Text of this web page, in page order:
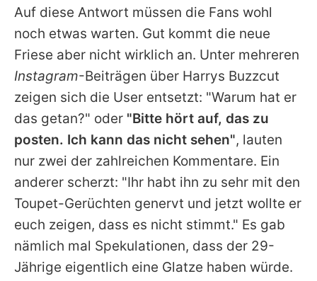
Auf diese Antwort müssen die Fans wohl
noch etwas warten. Gut kommt die neue
Friese aber nicht wirklich an. Unter mehreren
Instagram-Beiträgen über Harrys Buzzcut
zeigen sich die User entsetzt: "Warum hat er
das getan?" oder "Bitte hört auf, das zu
posten. Ich kann das nicht sehen", lauten
nur zwei der zahlreichen Kommentare. Ein
anderer scherzt: "Ihr habt ihn zu sehr mit den
Toupet-Gerüchten genervt und jetzt wollte er
euch zeigen, dass es nicht stimmt." Es gab
nämlich mal Spekulationen, dass der 29-
Jährige eigentlich eine Glatze haben würde.